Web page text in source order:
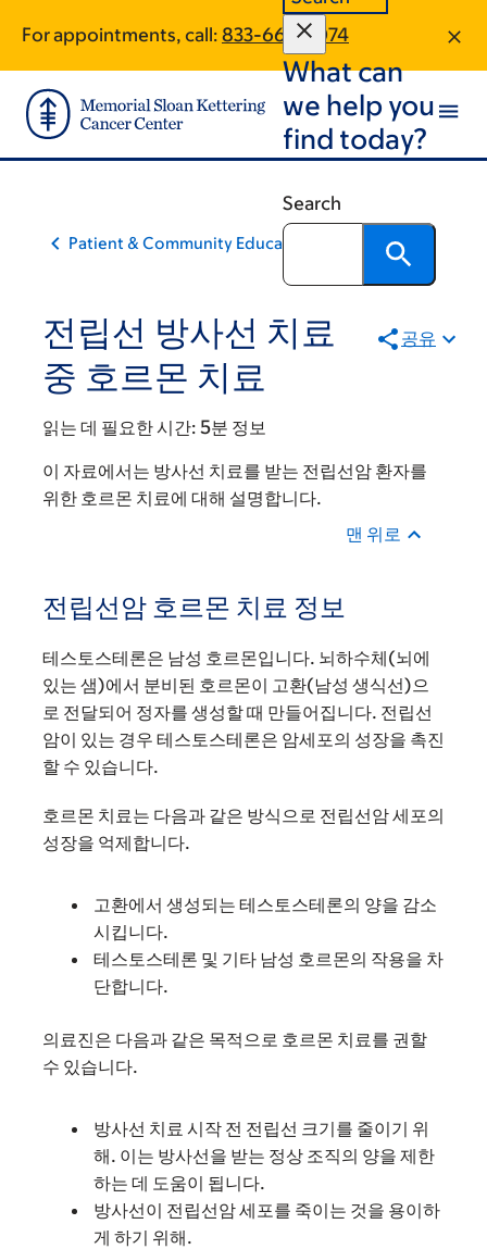
main
content
footer
For appointments, call: 833-667-4074
What can
we help you
find today?
Search
Patient & Community Education
전립선 방사선 치료
중 호르몬 치료
공유
읽는 데 필요한 시간: 5분 정보
이 자료에서는 방사선 치료를 받는 전립선암 환자를
위한 호르몬 치료에 대해 설명합니다.
맨 위로
전립선암 호르몬 치료 정보
테스토스테론은 남성 호르몬입니다. 뇌하수체(뇌에
있는 샘)에서 분비된 호르몬이 고환(남성 생식선)으
로 전달되어 정자를 생성할 때 만들어집니다. 전립선
암이 있는 경우 테스토스테론은 암세포의 성장을 촉진
할 수 있습니다.
호르몬 치료는 다음과 같은 방식으로 전립선암 세포의
성장을 억제합니다.
고환에서 생성되는 테스토스테론의 양을 감소
시킵니다.
테스토스테론 및 기타 남성 호르몬의 작용을 차
단합니다.
의료진은 다음과 같은 목적으로 호르몬 치료를 권할
수 있습니다.
방사선 치료 시작 전 전립선 크기를 줄이기 위
해. 이는 방사선을 받는 정상 조직의 양을 제한
하는 데 도움이 됩니다.
방사선이 전립선암 세포를 죽이는 것을 용이하
게 하기 위해.